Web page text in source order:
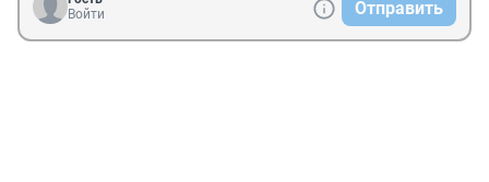
Войти
Отправить